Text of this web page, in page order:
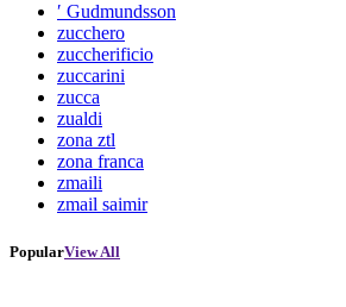
′ Gudmundsson
zucchero
zuccherificio
zuccarini
zucca
zualdi
zona ztl
zona franca
zmaili
zmail saimir
PopularView All